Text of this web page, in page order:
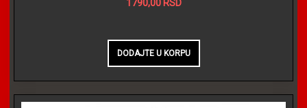
1790,00 RSD